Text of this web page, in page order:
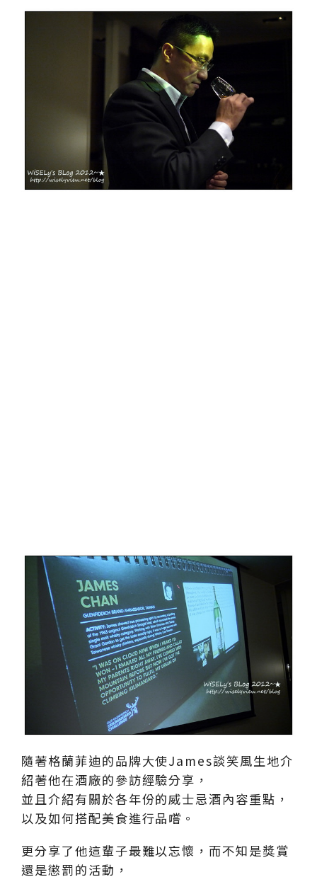
隨著格蘭菲迪的品牌大使James談笑風生地介
紹著他在酒廠的參訪經驗分享，
並且介紹有關於各年份的威士忌酒內容重點，
以及如何搭配美食進行品嚐。
更分享了他這輩子最難以忘懷，而不知是獎賞
還是懲罰的活動，